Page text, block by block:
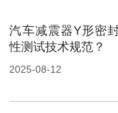
汽车减震器Y形密
性测试技术规范？
2025-08-12